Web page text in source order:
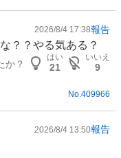
2026/8/4 17:38報告
？？やる気ある？
か？
はい
21
いいえ
9
No. 409966
2026/8/4 13:50報告